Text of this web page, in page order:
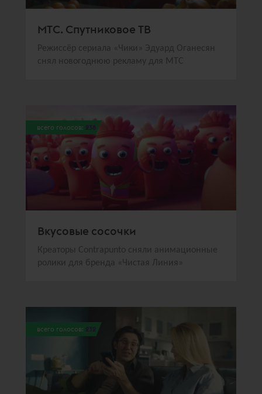
МТС. Спутниковое ТВ
Режиссёр сериала «Чики» Эдуард Оганесян
снял новогоднюю рекламу для МТС
всего голосов: 238
Вкусовые сосочки
Креаторы Contrаpunto сняли анимационные
ролики для бренда «Чистая Линия»
всего голосов: 232